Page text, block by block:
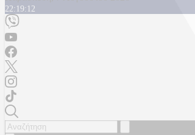
22:19:15